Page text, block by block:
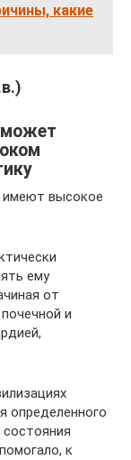
какие
может
имеют высокое
ему
от
и
определенного
к